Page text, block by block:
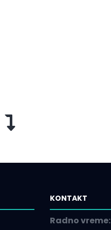
KONTAKT
Radno vreme: